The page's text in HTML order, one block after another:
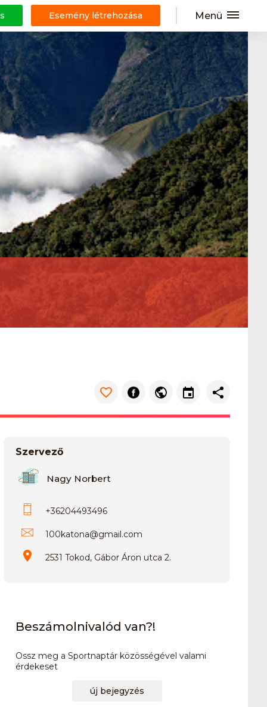
Esemény létrehozása Menü
Szervező
Nagy Norbert
+36204493496
100katona@gmail.com
2531 Tokod, Gábor Áron utca 2.
Beszámolnivalód van?!
Ossz meg a Sportnaptár közösségével valami
érdekeset
új bejegyzés